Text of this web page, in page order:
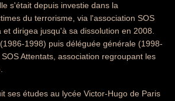
s'était depuis investie dans la
du terrorisme, via l'association SOS
dirigea jusqu'à sa dissolution en 2008.
1998) puis déléguée générale (1998-
Attentats, association regroupant les
ses études au lycée Victor-Hugo de Paris